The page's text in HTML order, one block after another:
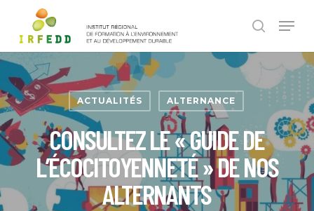
main
content
search
Menu
ACTUALITÉS ALTERNANCE
CONSULTEZ LE « GUIDE DE
L’ÉCOCITOYENNETÉ » DE NOS
ALTERNANTS
Panneau de gestion des cookies